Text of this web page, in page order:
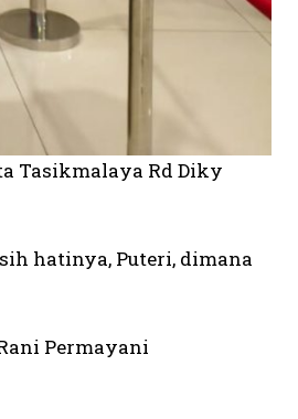
Tasikmalaya Rd Diky
hatinya, Puteri, dimana
Permayani